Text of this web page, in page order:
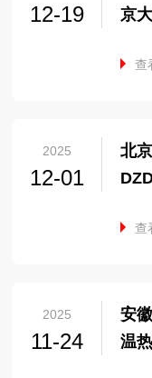
12-19
京
查
2025
12-01
北
查
2025
11-24
安
温